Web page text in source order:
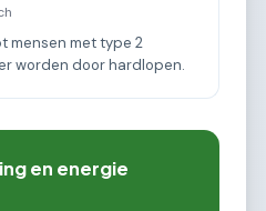
mensen met type 2
worden door hardlopen.
en energie